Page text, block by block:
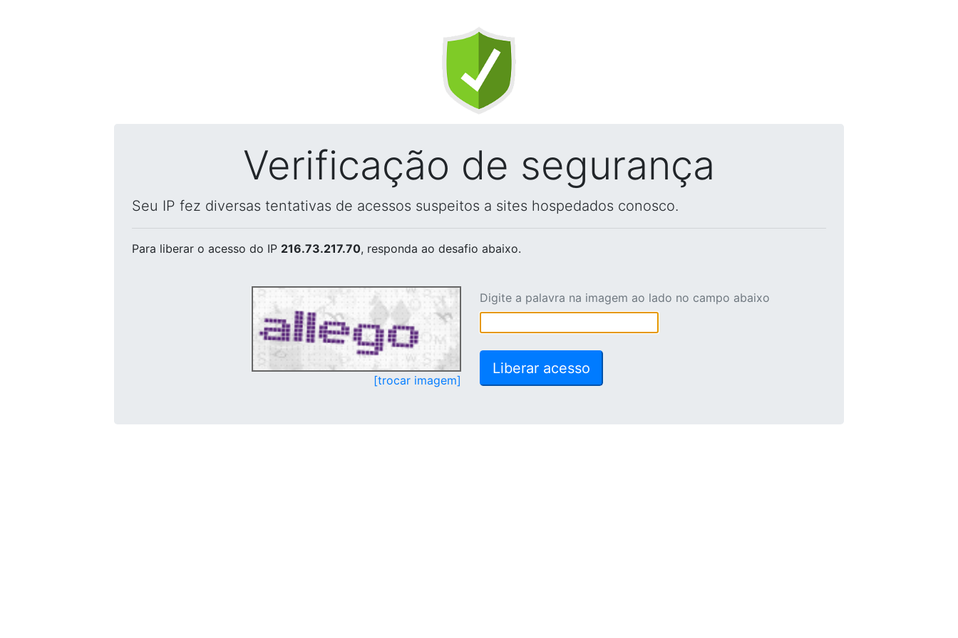
Verificação de segurança
Seu IP fez diversas tentativas de acessos suspeitos a sites hospedados conosco.
Para liberar o acesso do IP 216.73.217.70, responda ao desafio abaixo.
[trocar imagem]
Digite a palavra na imagem ao lado no campo abaixo